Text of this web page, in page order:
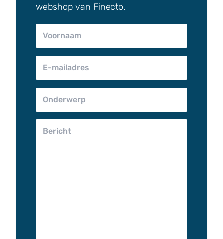
webshop van Finecto.